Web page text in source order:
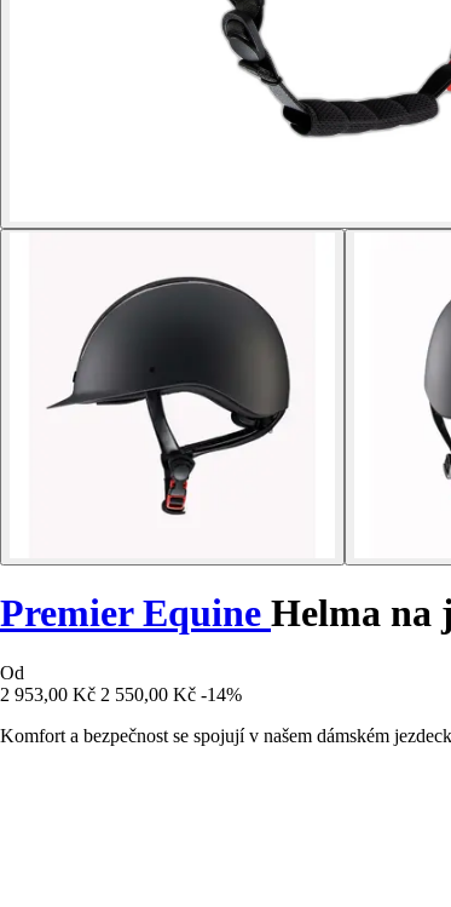
Premier Equine Helma na
Od
2 953,00 Kč 2 550,00 Kč -14%
Komfort a bezpečnost se spojují v našem dámském